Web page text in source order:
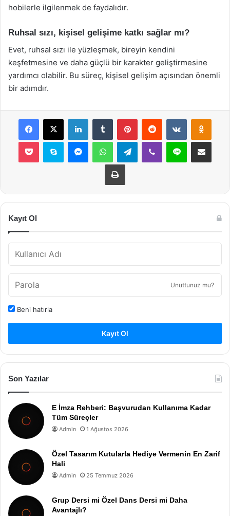
hobilerle ilgilenmek de faydalıdır.
Ruhsal sızı, kişisel gelişime katkı sağlar mı?
Evet, ruhsal sızı ile yüzleşmek, bireyin kendini
keşfetmesine ve daha güçlü bir karakter geliştirmesine
yardımcı olabilir. Bu süreç, kişisel gelişim açısından önemli
bir adımdır.
Facebook
X LinkedInTumblr PinterestReddit VKontakte
Pocket Skype MessengerWhatsAppTelegramViber Line E-Posta ile
Yazdır
Kayıt Ol
Unuttunuz mu?
Beni hatırla
Kayıt Ol
Son Yazılar
E İmza Rehberi: Başvurudan Kullanıma Kadar
Tüm Süreçler
Admin 1 Ağustos 2026
Özel Tasarım Kutularla Hediye Vermenin En Zarif
Hali
Admin 25 Temmuz 2026
Grup Dersi mi Özel Dans Dersi mi Daha
Avantajlı?